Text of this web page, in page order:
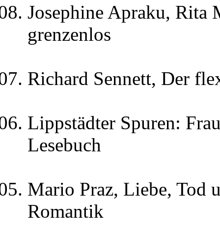
Josephine Apraku,
grenzenlos
Richard Sennett, Der
Lippstädter Spuren:
Lesebuch
Mario Praz, Liebe, Tod
Romantik